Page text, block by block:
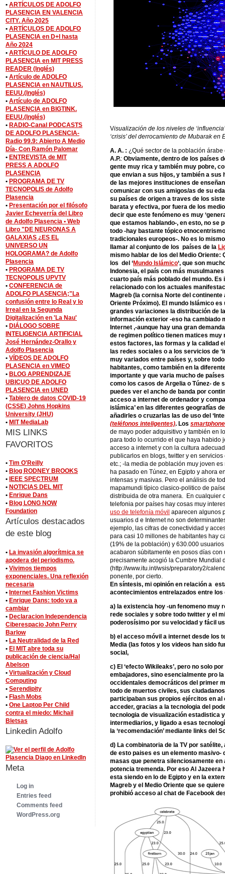
Visualización de los niveles de
‘crisis’ del derrocamiento de Mubarak en
A. A. : ¿Qué sector de la población
A.P.: Obviamente, dentro de los países
gente muy rica y también muy pobre,
que envian a sus hijos, y también a
de las mejores instituciones de
comunicar con sus amigos/as de su
su países de origen a traves de los
barata y efectiva, por fuera de los
decir que este fenómeno es muy
que estamos hablando-, en esto, no se
todo -hay bastante tópico
tradicionales europeos-. No es lo
llamar al conjunto de los países de la
mismo hablar de los del Medio Oriente:
los del ‘Mundo Islámico‘, que son
Indonesia, el país con más
cuarto país más poblado del mundo.
relacionado con los actuales
Magreb (la cornisa Norte del
Oriente Próximo). El mundo Islámico
grandes variaciones la distribución de
información exterior -eso ha cambiado
Internet ,-aunque hay una gran
de regimen político tienen matices
estos factores, las formas y la calidad
las redes sociales o a los servicios de
muy variados entre países y, sobre
habitantes, como también en la
importante y que varia mucho de
como los casos de Argelia o Túnez-
puedes ver el ancho de banda por
acceso a internet de ordenador y
islámica’ en las diferentes geografías
añadirles o cruzarlas las de uso del
(teléfonos inteligentes). Los
de mayo poder adquisitivo y también en
para todo lo ocurrido el que haya habido
acceso a internet y con la cultura
publicarlos en blogs, twitter y en
etc.; -la media de población muy joven
ha pasado en Túnez, en Egipto y ahora
intensas y masivas. Pero el análisis de
mapamundi típico clasico-politico de
distribuida de otra manera. En cualquier
telefonia por países hay cosas muy
uso de telefonía móvil aparecen algunos
usuarios d e Internet no son
ejemplo, las cifras de conectividad y
para casi 10 millones de habitantes hay
(19% de la población) y 630.000
acabaron súbitamente en posos días
precisamente acogió la Cumbre Mundial
(http://www.itu.int/wsis/preparatory2/
ponente, por cierto.
En síntesis, mi opinión en relación a
acontecimientos entrelazados entre
a) la existencia hoy -un fenomeno muy
rede sociales y sobre todo twitter y el
poderosísimo por su velocidad y fácil
b) el acceso móvil a internet desde los
Media (las fotos y los videos han sido
social,
c) El ‘efecto Wikileaks’, pero no solo
embajadores, sino esencialmente pro
occidentales democráticos del primer
todo de muertos civiles, sus
participaban sus propios ejércitos en
acceder, gracias a la tecnologia del
tecnologia de visualización estadistica
intermediarios, y ligado a esas
la ‘recomendación’ mediante links del
d) La combinatoria de la TV por
de esto paises es un elemento masivo-
masas que penetra silenciosamente
potencia tremenda. Por eso Al Jazeera
esta siendo en lo de Egipto y en la
Magreb y el Medio Oriente que se
prohibió acceso al chat de Facebook
• ARTÍCULOS DE ADOLFO
PLASENCIA EN VALENCIA
CITY. Año 2025
• ARTÍCULOS DE ADOLFO
PLASENCIA en D+I hasta
Año 2024
• ARTÍCULO DE ADOLFO
PLASENCIA en MIT PRESS
READER (Inglés)
• Artículo de ADOLFO
PLASENCIA en NAUTILUS.
EEUU.(Inglés)
• Artículo de ADOLFO
PLASENCIA en BIGTINK.
EEUU.(Inglés)
• RADIO-Canal PODCASTS
DE ADOLFO PLASENCIA-
Radio 99.9: Abierto A Medio
Día- Con Ramón Palomar
• ENTREVISTA de MIT
PRESS A ADOLFO
PLASENCIA
• PROGRAMA DE TV
TECNOPOLIS de Adolfo
Plasencia
• Presentación por el filósofo
Javier Echeverría del Libro
de Adolfo Plasencia • Web
Libro "DE NEURONAS A
GALAXIAS ¿ES EL
UNIVERSO UN
HOLOGRAMA? de Adolfo
Plasencia
• PROGRAMA DE TV
TECNOPOLIS UPVTV
• CONFERENCIA de
ADOLFO PLASENCIA;"La
confusión entre lo Real y lo
Irreal en la Segunda
Digitalización en 'La Nau'
• DIÁLOGO SOBRE
INTELIGENCIA ARTIFICIAL
José Hernández-Orallo y
Adolfo Plasencia
• VÍDEOS DE ADOLFO
PLASENCIA en VIMEO
• BLOG APRENDIZAJE
UBICUO DE ADOLFO
PLASENCIA en UNED
• Tablero de datos COVID-19
(CSSE) Johns Hopkins
University (JHU)
• MIT MediaLab
MIS LINKS
FAVORITOS
• Tim O'Reilly
• Blog RODNEY BROOKS
• IEEE SPECTRUM
• NOTICIAS DEL MIT
• Enrique Dans
• Blog LONG NOW
Foundation
Artículos destacados
de este blog
• La invasión algorítmica se
apodera del periodismo.
• Vivimos tiempos
exponenciales. Una reflexión
necesaria
• Internet Fashion Victims
• Enrique Dans: todo va a
cambiar
• Declaracion Independencia
Ciberespacio John Perry
Barlow
• La Neutralidad de la Red
• El MIT abre toda su
publicación de ciencia/Hal
Abelson
• Virtualización y Cloud
Computing
• Serendipity
• Flash Mobs
• One Laptop Per Child
contra el miedo: Michail
Bletsas
Linkedin Adolfo
Meta
Log in
Entries feed
Comments feed
WordPress.org